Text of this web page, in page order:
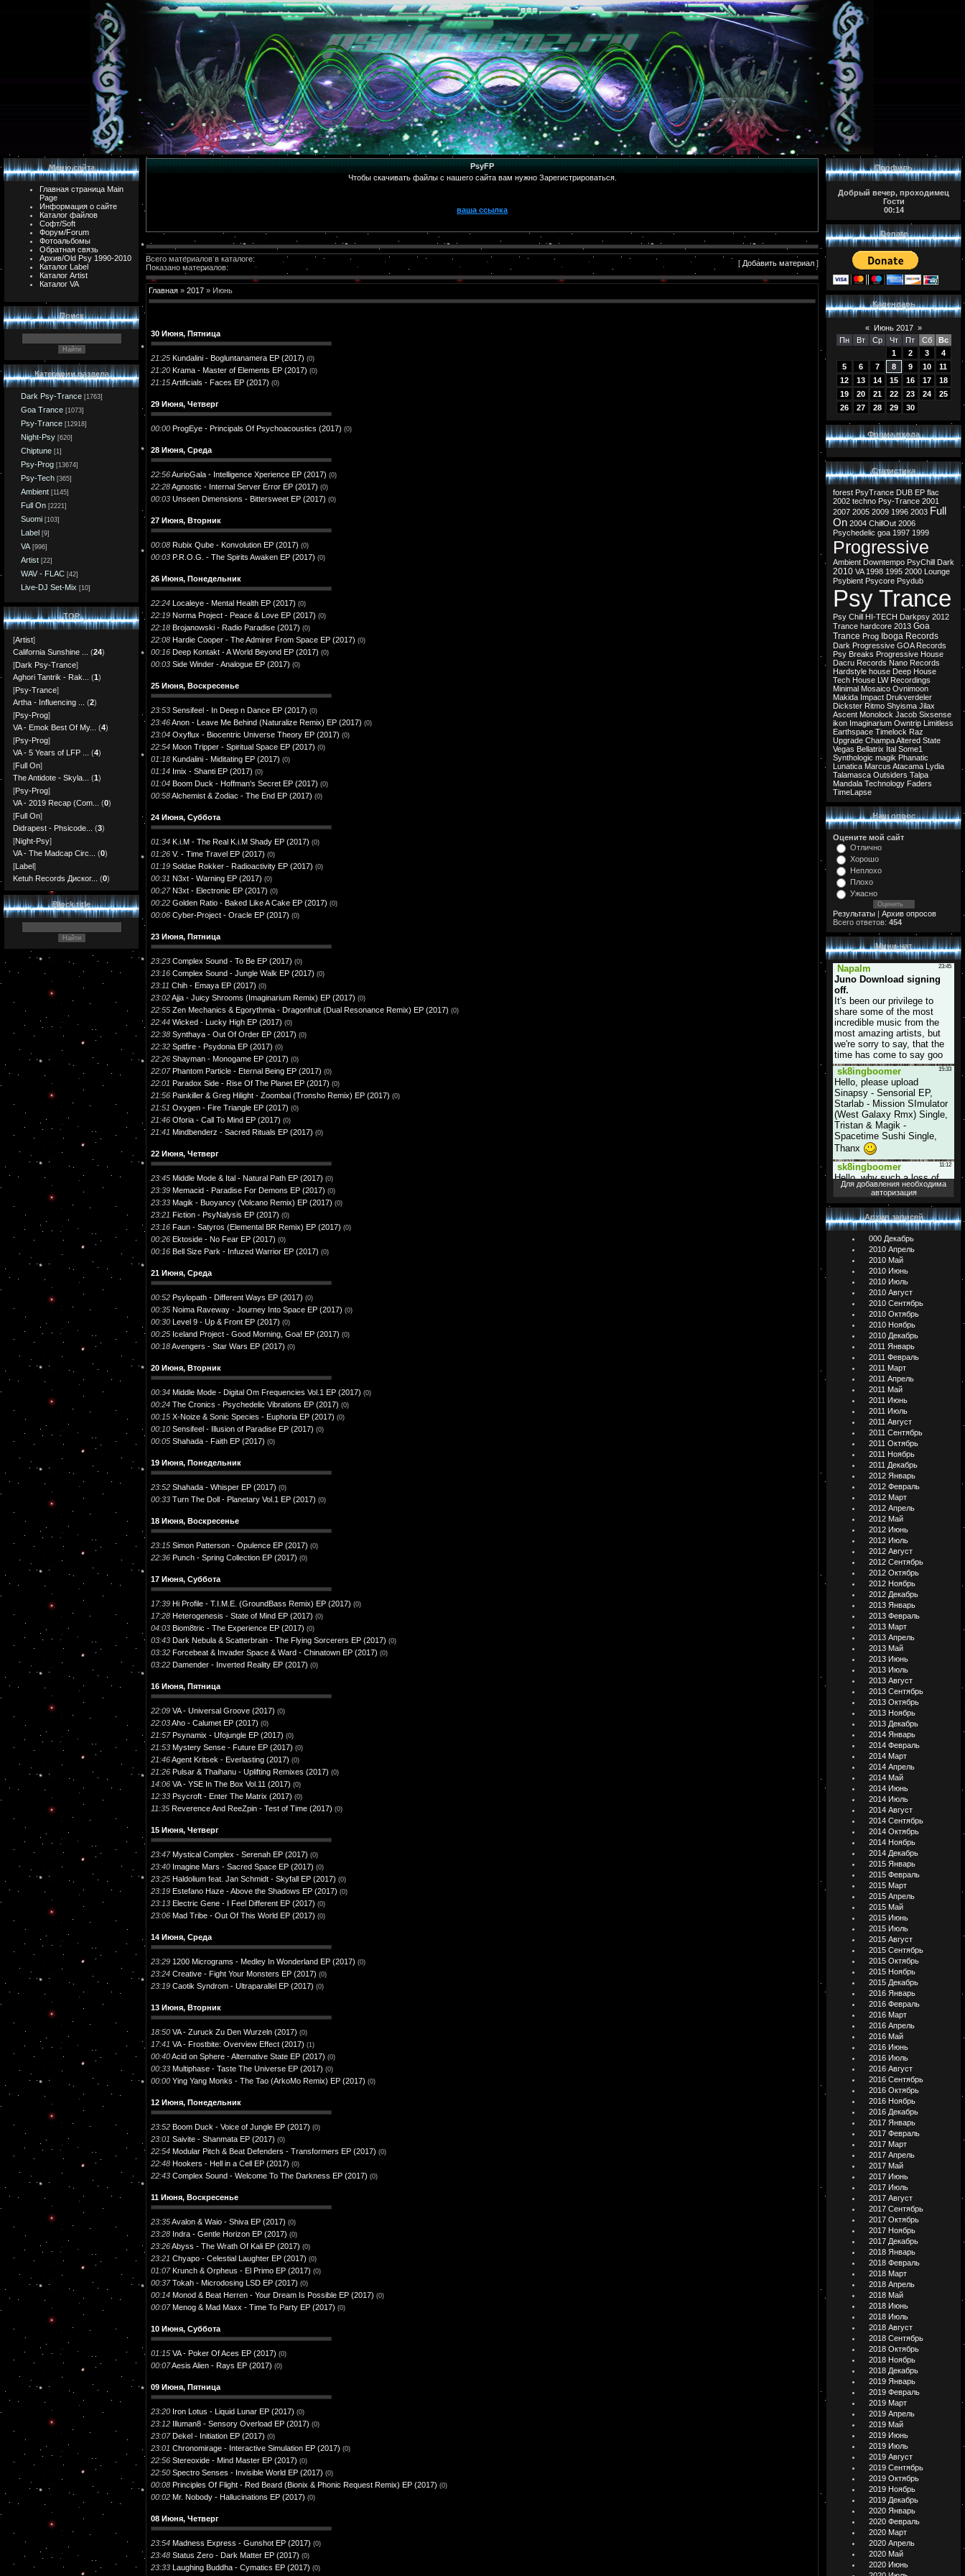
Меню сайта
Главная страница Main
Page
Информация о сайте
Каталог файлов
Софт/Soft
Форум/Forum
Фотоальбомы
Обратная связь
Архив/Old Psy 1990-2010
Каталог Label
Каталог Artist
Каталог VA
Поиск
Категории раздела
Dark Psy-Trance [1763]
Goa Trance [1073]
Psy-Trance [12918]
Night-Psy [620]
Chiptune [1]
Psy-Prog [13674]
Psy-Tech [365]
Ambient [1145]
Full On [2221]
Suomi [103]
Label [9]
VA [996]
Artist [22]
WAV - FLAC [42]
Live-DJ Set-Mix [10]
TOP
[Artist]
California Sunshine ...
(24)
[Dark Psy-Trance]
Aghori Tantrik - Rak...
(1)
[Psy-Trance]
Artha - Influencing ...
(2)
[Psy-Prog]
VA - Emok Best Of My...
(4)
[Psy-Prog]
VA - 5 Years of LFP ...
(4)
[Full On]
The Antidote - Skyla...
(1)
[Psy-Prog]
VA - 2019 Recap (Com...
(0)
[Full On]
Didrapest - Phsicode...
(3)
[Night-Psy]
VA - The Madcap Circ...
(0)
[Label]
Ketuh Records Диског...
(0)
Block title
PsyFP
Чтобы скачивать файлы с нашего сайта вам нужно Зарегистрироваться.
ваша ссылка
Всего материалов в каталоге:
Показано материалов:
[ Добавить материал ]
Главная » 2017 » Июнь
30 Июня, Пятница
21:25 Kundalini - Bogluntanamera EP (2017) (0)
21:20 Krama - Master of Elements EP (2017) (0)
21:15Artificials - Faces EP (2017) (0)
29 Июня, Четверг
00:00 ProgEye - Principals Of Psychoacoustics (2017) (0)
28 Июня, Среда
22:56AurioGala - Intelligence Xperience EP (2017) (0)
22:28Agnostic - Internal Server Error EP (2017) (0)
00:03 Unseen Dimensions - Bittersweet EP (2017) (0)
27 Июня, Вторник
00:08 Rubix Qube - Konvolution EP (2017) (0)
00:03 P.R.O.G. - The Spirits Awaken EP (2017) (0)
26 Июня, Понедельник
22:24 Localeye - Mental Health EP (2017) (0)
22:19 Norma Project - Peace & Love EP (2017) (0)
22:18 Brojanowski - Radio Paradise (2017) (0)
22:08 Hardie Cooper - The Admirer From Space EP (2017) (0)
00:16 Deep Kontakt - A World Beyond EP (2017) (0)
00:03 Side Winder - Analogue EP (2017) (0)
25 Июня, Воскресенье
23:53 Sensifeel - In Deep n Dance EP (2017) (0)
23:46Anon - Leave Me Behind (Naturalize Remix) EP (2017) (0)
23:04 Oxyflux - Biocentric Universe Theory EP (2017) (0)
22:54 Moon Tripper - Spiritual Space EP (2017) (0)
01:18 Kundalini - Miditating EP (2017) (0)
01:14 Imix - Shanti EP (2017) (0)
01:04 Boom Duck - Hoffman's Secret EP (2017) (0)
00:58Alchemist & Zodiac - The End EP (2017) (0)
24 Июня, Суббота
01:34 K.i.M - The Real K.i.M Shady EP (2017) (0)
01:26 V. - Time Travel EP (2017) (0)
01:19 Soldae Rokker - Radioactivity EP (2017) (0)
00:31 N3xt - Warning EP (2017) (0)
00:27 N3xt - Electronic EP (2017) (0)
00:22 Golden Ratio - Baked Like A Cake EP (2017) (0)
00:06 Cyber-Project - Oracle EP (2017) (0)
23 Июня, Пятница
23:23 Complex Sound - To Be EP (2017) (0)
23:16 Complex Sound - Jungle Walk EP (2017) (0)
23:11 Chih - Emaya EP (2017) (0)
23:02Ajja - Juicy Shrooms (Imaginarium Remix) EP (2017) (0)
22:55 Zen Mechanics & Egorythmia - Dragonfruit (Dual Resonance Remix) EP (2017) (0)
22:44 Wicked - Lucky High EP (2017) (0)
22:38 Synthaya - Out Of Order EP (2017) (0)
22:32 Spitfire - Psydonia EP (2017) (0)
22:26 Shayman - Monogame EP (2017) (0)
22:07 Phantom Particle - Eternal Being EP (2017) (0)
22:01 Paradox Side - Rise Of The Planet EP (2017) (0)
21:56 Painkiller & Greg Hilight - Zoombai (Tronsho Remix) EP (2017) (0)
21:51 Oxygen - Fire Triangle EP (2017) (0)
21:46 Oforia - Call To Mind EP (2017) (0)
21:41 Mindbenderz - Sacred Rituals EP (2017) (0)
22 Июня, Четверг
23:45 Middle Mode & Ital - Natural Path EP (2017) (0)
23:39 Memacid - Paradise For Demons EP (2017) (0)
23:33 Magik - Buoyancy (Volcano Remix) EP (2017) (0)
23:21 Fiction - PsyNalysis EP (2017) (0)
23:16 Faun - Satyros (Elemental BR Remix) EP (2017) (0)
00:26 Ektoside - No Fear EP (2017) (0)
00:16 Bell Size Park - Infuzed Warrior EP (2017) (0)
21 Июня, Среда
00:52 Psylopath - Different Ways EP (2017) (0)
00:35 Noima Raveway - Journey Into Space EP (2017) (0)
00:30 Level 9 - Up & Front EP (2017) (0)
00:25 Iceland Project - Good Morning, Goa! EP (2017) (0)
00:18Avengers - Star Wars EP (2017) (0)
20 Июня, Вторник
00:34 Middle Mode - Digital Om Frequencies Vol.1 EP (2017) (0)
00:24 The Cronics - Psychedelic Vibrations EP (2017) (0)
00:15 X-Noize & Sonic Species - Euphoria EP (2017) (0)
00:10 Sensifeel - Illusion of Paradise EP (2017) (0)
00:05 Shahada - Faith EP (2017) (0)
19 Июня, Понедельник
23:52 Shahada - Whisper EP (2017) (0)
00:33 Turn The Doll - Planetary Vol.1 EP (2017) (0)
18 Июня, Воскресенье
23:15 Simon Patterson - Opulence EP (2017) (0)
22:36 Punch - Spring Collection EP (2017) (0)
17 Июня, Суббота
17:39 Hi Profile - T.I.M.E. (GroundBass Remix) EP (2017) (0)
17:28 Heterogenesis - State of Mind EP (2017) (0)
04:03 Biom8tric - The Experience EP (2017) (0)
03:43 Dark Nebula & Scatterbrain - The Flying Sorcerers EP (2017) (0)
03:32 Forcebeat & Invader Space & Ward - Chinatown EP (2017) (0)
03:22 Damender - Inverted Reality EP (2017) (0)
16 Июня, Пятница
22:09 VA - Universal Groove (2017) (0)
22:03Aho - Calumet EP (2017) (0)
21:57 Psynamix - Ufojungle EP (2017) (0)
21:53 Mystery Sense - Future EP (2017) (0)
21:46Agent Kritsek - Everlasting (2017) (0)
21:26 Pulsar & Thaihanu - Uplifting Remixes (2017) (0)
14:06 VA - YSE In The Box Vol.11 (2017) (0)
12:33 Psycroft - Enter The Matrix (2017) (0)
11:35 Reverence And ReeZpin - Test of Time (2017) (0)
15 Июня, Четверг
23:47 Mystical Complex - Serenah EP (2017) (0)
23:40 Imagine Mars - Sacred Space EP (2017) (0)
23:25 Haldolium feat. Jan Schmidt - Skyfall EP (2017) (0)
23:19 Estefano Haze - Above the Shadows EP (2017) (0)
23:13 Electric Gene - I Feel Different EP (2017) (0)
23:06 Mad Tribe - Out Of This World EP (2017) (0)
14 Июня, Среда
23:29 1200 Micrograms - Medley In Wonderland EP (2017) (0)
23:24 Creative - Fight Your Monsters EP (2017) (0)
23:19 Caotik Syndrom - Ultraparallel EP (2017) (0)
13 Июня, Вторник
18:50 VA - Zuruck Zu Den Wurzeln (2017) (0)
17:41 VA - Frostbite: Overview Effect (2017) (1)
00:40Acid on Sphere - Alternative State EP (2017) (0)
00:33 Multiphase - Taste The Universe EP (2017) (0)
00:00 Ying Yang Monks - The Tao (ArkoMo Remix) EP (2017) (0)
12 Июня, Понедельник
23:52 Boom Duck - Voice of Jungle EP (2017) (0)
23:01 Saivite - Shanmata EP (2017) (0)
22:54 Modular Pitch & Beat Defenders - Transformers EP (2017) (0)
22:48 Hookers - Hell in a Cell EP (2017) (0)
22:43 Complex Sound - Welcome To The Darkness EP (2017) (0)
11 Июня, Воскресенье
23:35Avalon & Waio - Shiva EP (2017) (0)
23:28 Indra - Gentle Horizon EP (2017) (0)
23:26Abyss - The Wrath Of Kali EP (2017) (0)
23:21 Chyapo - Celestial Laughter EP (2017) (0)
01:07 Krunch & Orpheus - El Primo EP (2017) (0)
00:37 Tokah - Microdosing LSD EP (2017) (0)
00:14 Monod & Beat Herren - Your Dream Is Possible EP (2017) (0)
00:07 Menog & Mad Maxx - Time To Party EP (2017) (0)
10 Июня, Суббота
01:15 VA - Poker Of Aces EP (2017) (0)
00:07Aesis Alien - Rays EP (2017) (0)
09 Июня, Пятница
23:20 Iron Lotus - Liquid Lunar EP (2017) (0)
23:12 Illuman8 - Sensory Overload EP (2017) (0)
23:07 Dekel - Initiation EP (2017) (0)
23:01 Chronomirage - Interactive Simulation EP (2017) (0)
22:56 Stereoxide - Mind Master EP (2017) (0)
22:50 Spectro Senses - Invisible World EP (2017) (0)
00:08 Principles Of Flight - Red Beard (Bionix & Phonic Request Remix) EP (2017) (0)
00:02 Mr. Nobody - Hallucinations EP (2017) (0)
08 Июня, Четверг
23:54 Madness Express - Gunshot EP (2017) (0)
23:48 Status Zero - Dark Matter EP (2017) (0)
23:33 Laughing Buddha - Cymatics EP (2017) (0)
Профиль
Добрый вечер, проходимец
Гости
00:14
Donate
Календарь
« Июнь 2017 »
Пн
Вт Ср Чт Пт Сб
Вс
1
2 3
4
5
6 7 8 9 10
11
12
13 14 15 16 17
18
19
20 21 22 23 24
25
26
27 28 29 30
Форма входа
Статистика
forest PsyTrance DUB EP flac
2002 techno Psy-Trance 2001
2007 2005 2009 1996 2003 Full
On 2004 ChillOut 2006
Psychedelic goa 1997 1999
Progressive
Ambient Downtempo PsyChill Dark
2010 VA 1998 1995 2000 Lounge
Psybient Psycore Psydub
Psy Trance
Psy Chill HI-TECH Darkpsy 2012
Trance hardcore 2013 Goa
Trance Prog Iboga Records
Dark Progressive GOA Records
Psy Breaks Progressive House
Dacru Records Nano Records
Hardstyle house Deep House
Tech House LW Recordings
Minimal Mosaico Ovnimoon
Makida Impact Drukverdeler
Dickster Ritmo Shyisma Jilax
Ascent Monolock Jacob Sixsense
ikon Imaginarium Owntrip Limitless
Earthspace Timelock Raz
Upgrade ChampaAltered State
Vegas Bellatrix Ital Some1
Synthologic magik Phanatic
Lunatica Marcus Atacama Lydia
Talamasca Outsiders Talpa
Mandala Technology Faders
TimeLapse
Наш опрос
Оцените мой сайт
Отлично
Хорошо
Неплохо
Плохо
Ужасно
Результаты | Архив опросов
Всего ответов: 454
Мини-чат
Для добавления необходима
авторизация
Архив записей
000 Декабрь
2010 Апрель
2010 Май
2010 Июнь
2010 Июль
2010 Август
2010 Сентябрь
2010 Октябрь
2010 Ноябрь
2010 Декабрь
2011 Январь
2011 Февраль
2011 Март
2011 Апрель
2011 Май
2011 Июнь
2011 Июль
2011 Август
2011 Сентябрь
2011 Октябрь
2011 Ноябрь
2011 Декабрь
2012 Январь
2012 Февраль
2012 Март
2012 Апрель
2012 Май
2012 Июнь
2012 Июль
2012 Август
2012 Сентябрь
2012 Октябрь
2012 Ноябрь
2012 Декабрь
2013 Январь
2013 Февраль
2013 Март
2013 Апрель
2013 Май
2013 Июнь
2013 Июль
2013 Август
2013 Сентябрь
2013 Октябрь
2013 Ноябрь
2013 Декабрь
2014 Январь
2014 Февраль
2014 Март
2014 Апрель
2014 Май
2014 Июнь
2014 Июль
2014 Август
2014 Сентябрь
2014 Октябрь
2014 Ноябрь
2014 Декабрь
2015 Январь
2015 Февраль
2015 Март
2015 Апрель
2015 Май
2015 Июнь
2015 Июль
2015 Август
2015 Сентябрь
2015 Октябрь
2015 Ноябрь
2015 Декабрь
2016 Январь
2016 Февраль
2016 Март
2016 Апрель
2016 Май
2016 Июнь
2016 Июль
2016 Август
2016 Сентябрь
2016 Октябрь
2016 Ноябрь
2016 Декабрь
2017 Январь
2017 Февраль
2017 Март
2017 Апрель
2017 Май
2017 Июнь
2017 Июль
2017 Август
2017 Сентябрь
2017 Октябрь
2017 Ноябрь
2017 Декабрь
2018 Январь
2018 Февраль
2018 Март
2018 Апрель
2018 Май
2018 Июнь
2018 Июль
2018 Август
2018 Сентябрь
2018 Октябрь
2018 Ноябрь
2018 Декабрь
2019 Январь
2019 Февраль
2019 Март
2019 Апрель
2019 Май
2019 Июнь
2019 Июль
2019 Август
2019 Сентябрь
2019 Октябрь
2019 Ноябрь
2019 Декабрь
2020 Январь
2020 Февраль
2020 Март
2020 Апрель
2020 Май
2020 Июнь